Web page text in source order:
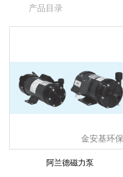
产品目录
金安基环保
阿兰德磁力泵